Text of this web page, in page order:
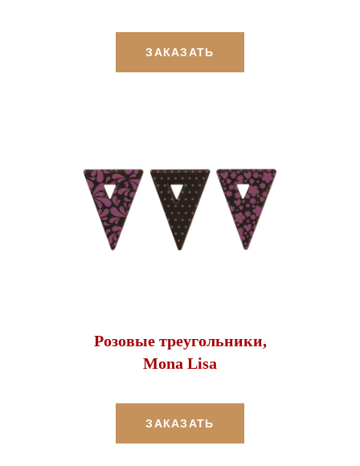
ЗАКАЗАТЬ
Розовые треугольники,
Mona Lisa
ЗАКАЗАТЬ